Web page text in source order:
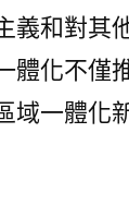
義和對其
體化不僅
域一體化